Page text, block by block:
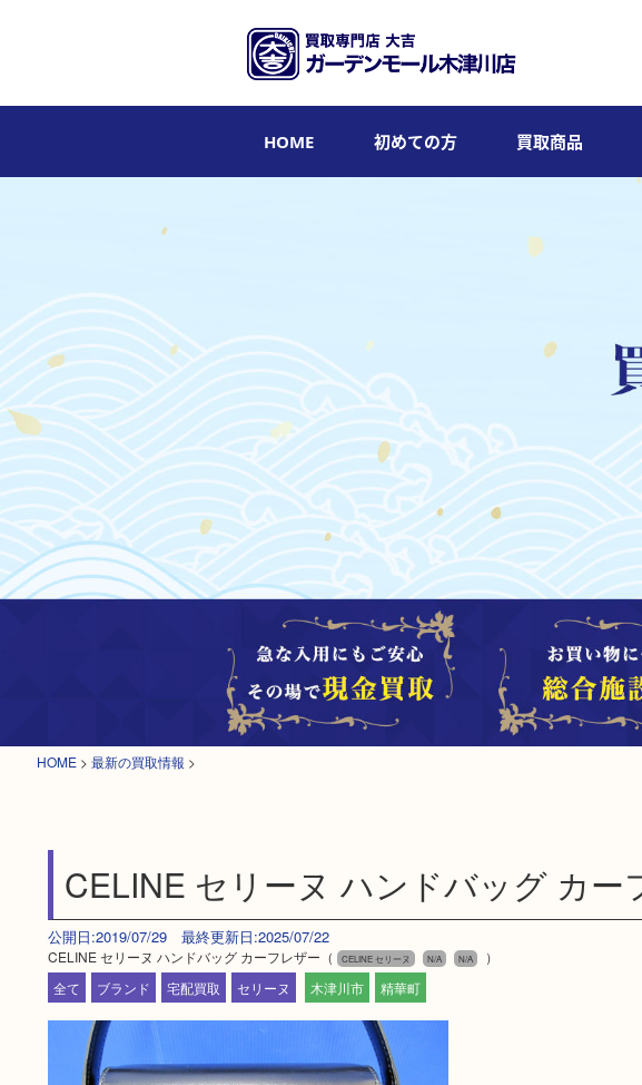
HOME 初めての方 買取商品
HOME > 最新の買取情報 >
CELINE セリーヌ ハンドバッグ カー
公開日:2019/07/29 最終更新日:2025/07/22
CELINE セリーヌ ハンドバッグ カーフレザー（ CELINE セリーヌ N/A N/A
）
全て
ブランド 宅配買取 セリーヌ 木津川市 精華町